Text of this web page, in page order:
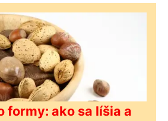
formy: ako sa líšia a